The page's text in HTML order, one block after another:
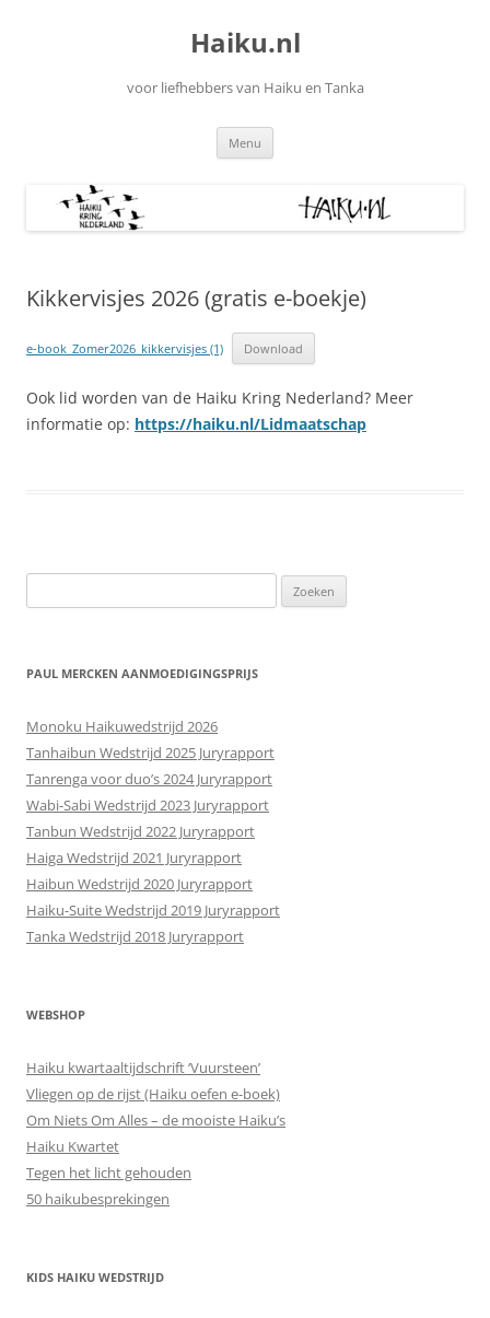
Haiku.nl
voor liefhebbers van Haiku en Tanka
Menu
Kikkervisjes 2026 (gratis e-boekje)
e-book_Zomer2026_kikkervisjes (1) Download
Ook lid worden van de Haiku Kring Nederland? Meer
informatie op: https://haiku.nl/Lidmaatschap
naar:
PAUL MERCKEN AANMOEDIGINGSPRIJS
Monoku Haikuwedstrijd 2026
Tanhaibun Wedstrijd 2025 Juryrapport
Tanrenga voor duo’s 2024 Juryrapport
Wabi-Sabi Wedstrijd 2023 Juryrapport
Tanbun Wedstrijd 2022 Juryrapport
Haiga Wedstrijd 2021 Juryrapport
Haibun Wedstrijd 2020 Juryrapport
Haiku-Suite Wedstrijd 2019 Juryrapport
Tanka Wedstrijd 2018 Juryrapport
WEBSHOP
Haiku kwartaaltijdschrift ‘Vuursteen’
Vliegen op de rijst (Haiku oefen e-boek)
Om Niets Om Alles – de mooiste Haiku’s
Haiku Kwartet
Tegen het licht gehouden
50 haikubesprekingen
KIDS HAIKU WEDSTRIJD